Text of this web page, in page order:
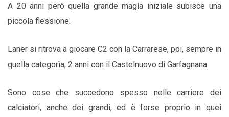
A 20 anni però quella grande magìa iniziale subisce una
piccola flessione.
Laner si ritrova a giocare C2 con la Carrarese, poi, sempre in
quella categorìa, 2 anni con il Castelnuovo di Garfagnana.
Sono cose che succedono spesso nelle carriere dei
calciatori, anche dei grandi, ed è forse proprio in quei